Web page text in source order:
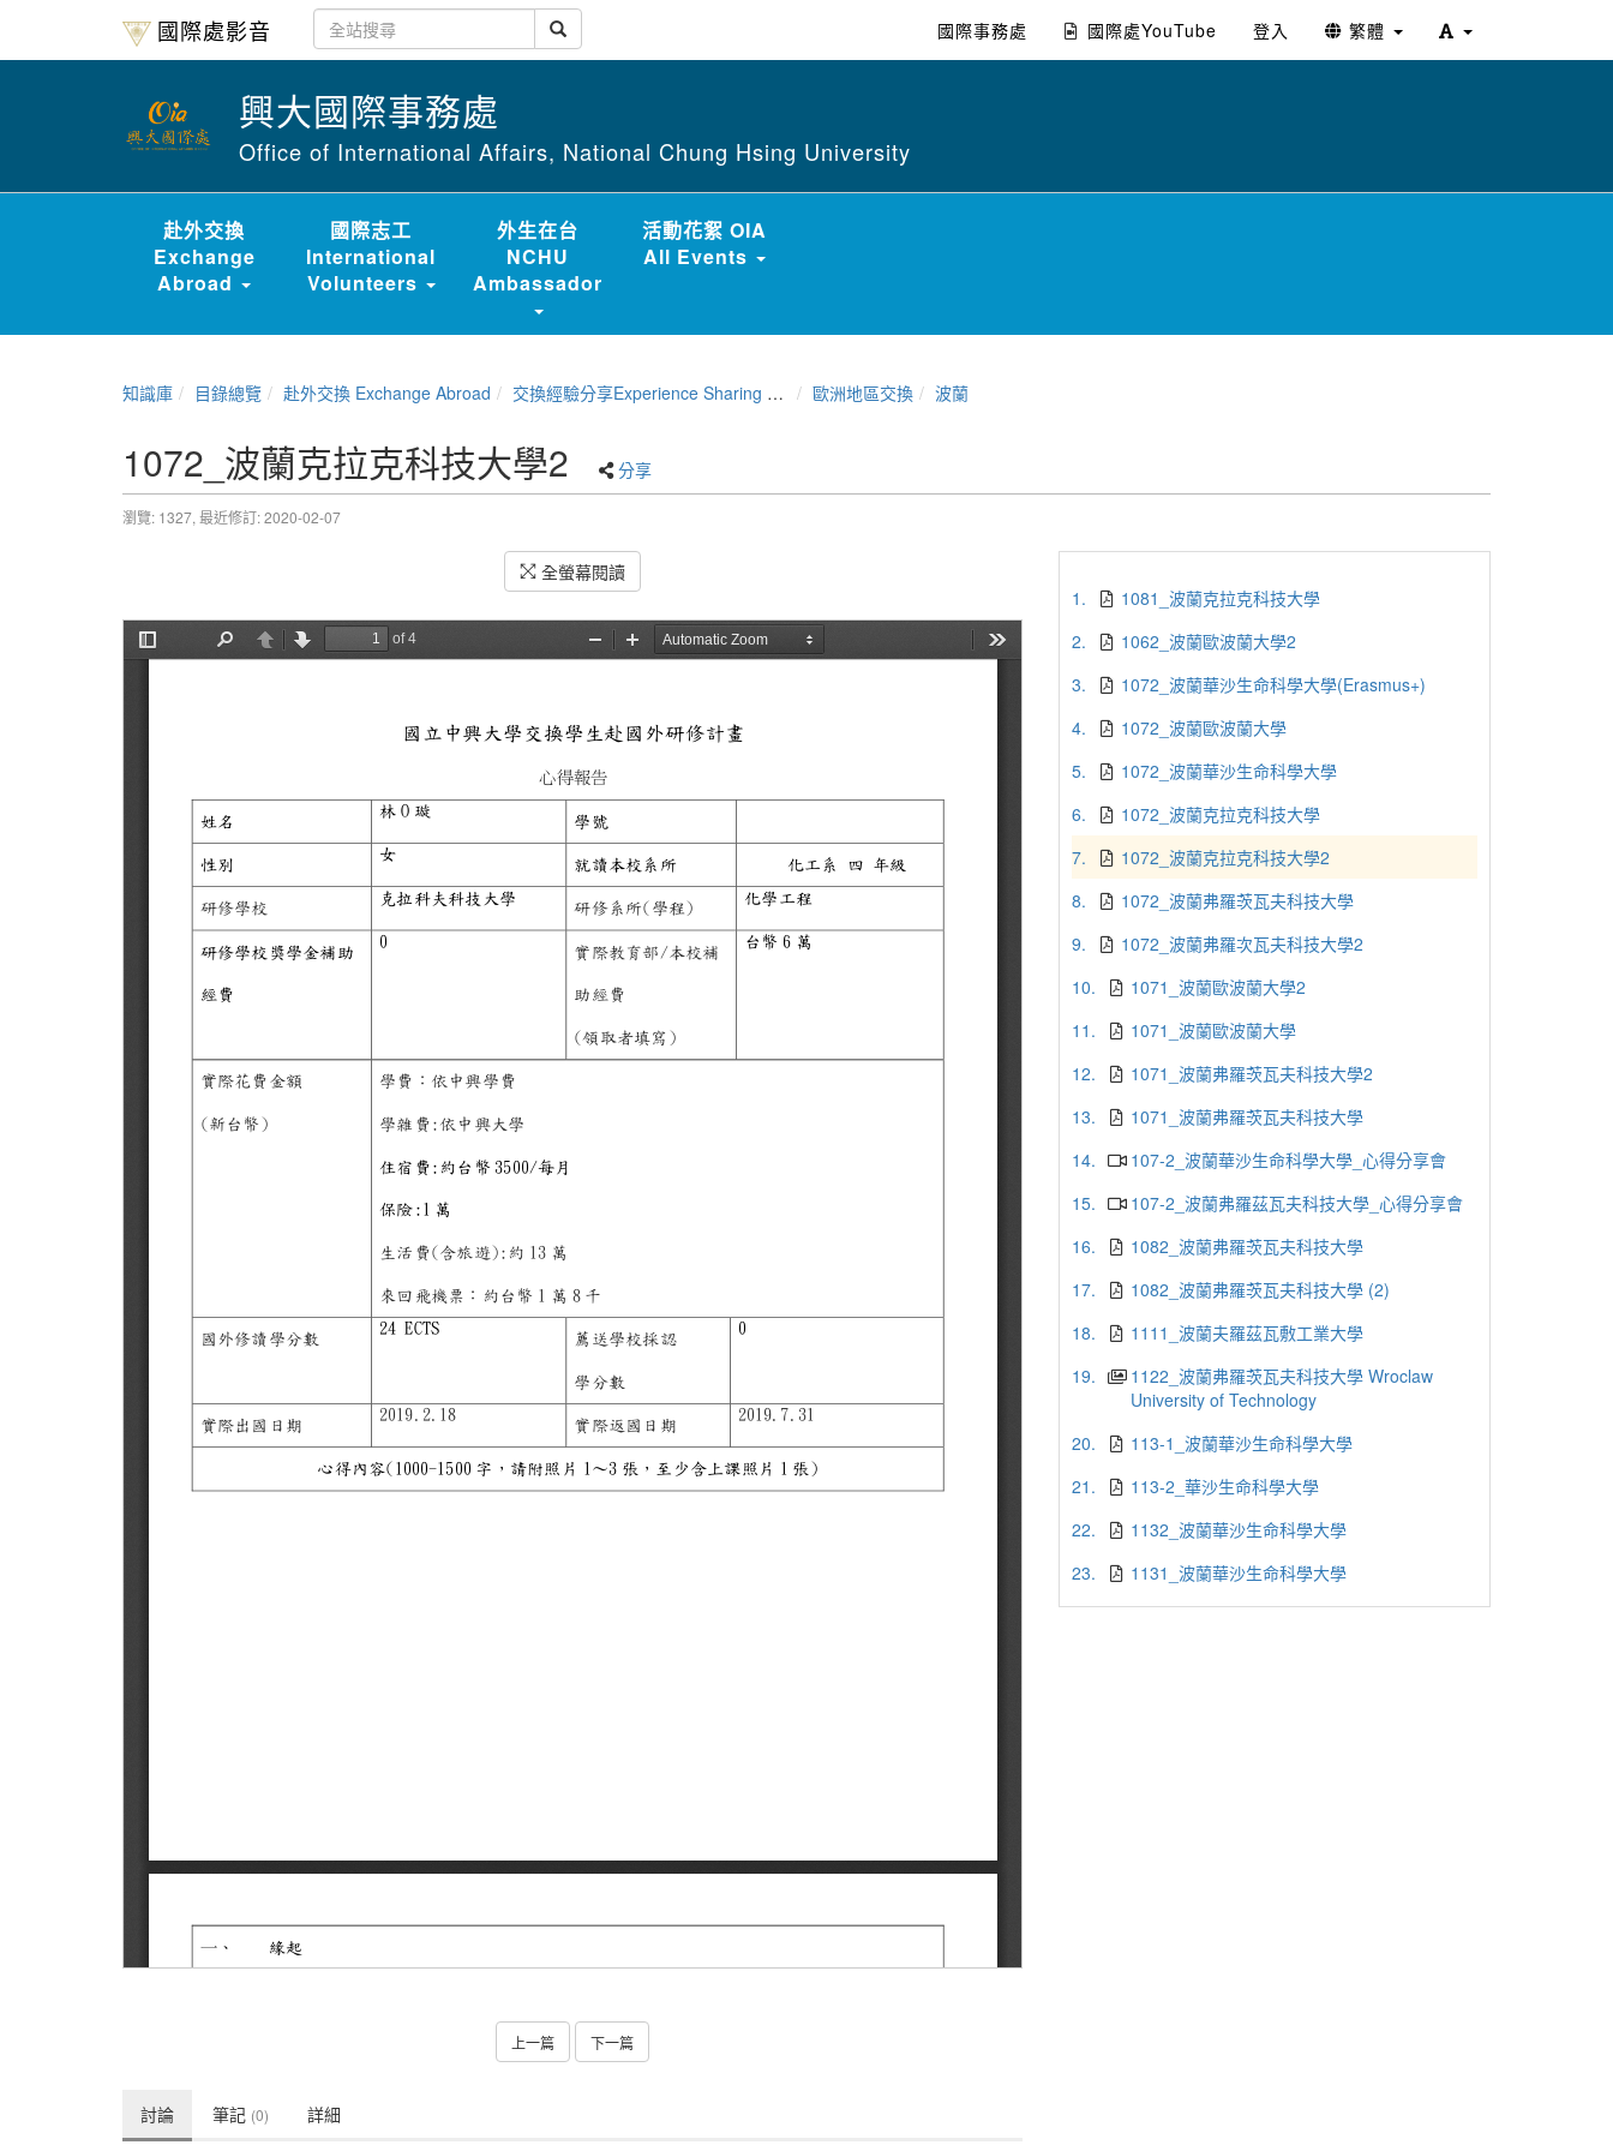
國際處影音 國際事務處 國際處YouTube 登入 繁體
興大國際事務處
Office of International Affairs, National Chung Hsing University
赴外交換
Exchange
Abroad
國際志工
International
Volunteers
外生在台
NCHU
Ambassador
活動花絮 OIA
All Events
知識庫 目錄總覽 赴外交換 Exchange Abroad 交換經驗分享Experience Sharing of NCHU Exchange Program 歐洲地區交換 波蘭
1072_波蘭克拉克科技大學2 分享
瀏覽: 1327, 最近修訂: 2020-02-07
全螢幕閱讀
上一篇 下一篇
討論 筆記 (0) 詳細
1.
1081_波蘭克拉克科技大學
2.
1062_波蘭歐波蘭大學2
3.
1072_波蘭華沙生命科學大學(Erasmus+)
4.
1072_波蘭歐波蘭大學
5.
1072_波蘭華沙生命科學大學
6.
1072_波蘭克拉克科技大學
7.
1072_波蘭克拉克科技大學2
8.
1072_波蘭弗羅茨瓦夫科技大學
9.
1072_波蘭弗羅次瓦夫科技大學2
10.
1071_波蘭歐波蘭大學2
11.
1071_波蘭歐波蘭大學
12.
1071_波蘭弗羅茨瓦夫科技大學2
13.
1071_波蘭弗羅茨瓦夫科技大學
14.
107-2_波蘭華沙生命科學大學_心得分享會
15.
107-2_波蘭弗羅茲瓦夫科技大學_心得分享會
16.
1082_波蘭弗羅茨瓦夫科技大學
17.
1082_波蘭弗羅茨瓦夫科技大學 (2)
18.
1111_波蘭夫羅茲瓦敷工業大學
19.
1122_波蘭弗羅茨瓦夫科技大學 Wroclaw
University of Technology
20.
113-1_波蘭華沙生命科學大學
21.
113-2_華沙生命科學大學
22.
1132_波蘭華沙生命科學大學
23.
1131_波蘭華沙生命科學大學